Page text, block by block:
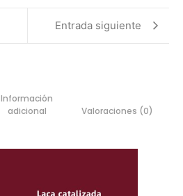
Entrada siguiente
Información
adicional
Valoraciones (0)